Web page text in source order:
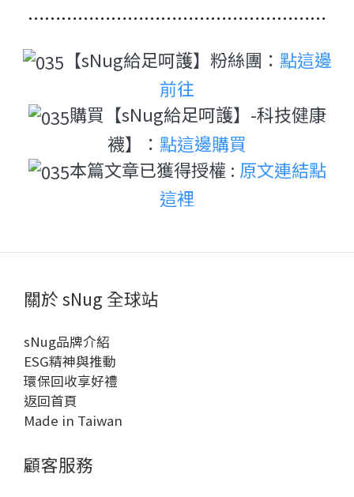
………………………………………………
【sNug給足呵護】粉絲團： 點這邊
前往
購買【sNug給足呵護】-科技健康
襪】： 點這邊購買
本篇文章已獲得授權 : 原文連結點
這裡
關於 sNug 全球站
sNug品牌介紹
ESG精神與推動
環保回收享好禮
返回首頁
Made in Taiwan
顧客服務